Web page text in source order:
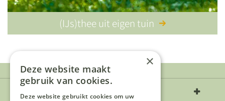
(IJs)thee uit eigen tuin
Over ons
×
Deze website maakt
gebruik van cookies.
Deze website gebruikt cookies om uw